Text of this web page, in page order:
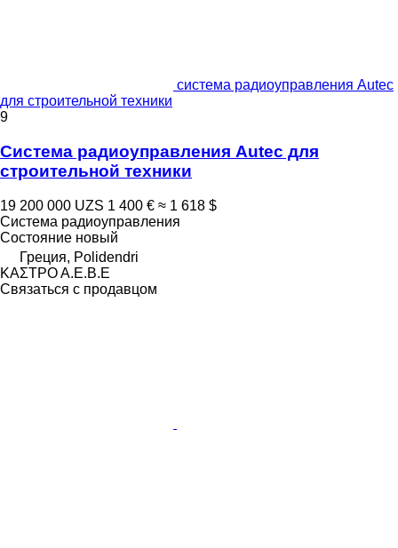
система радиоуправления Autec
для строительной техники
9
Система радиоуправления Autec для
строительной техники
19 200 000 UZS 1 400 € ≈ 1 618 $
Система радиоуправления
Состояние новый
Греция, Polidendri
ΚΑΣΤΡΟ Α.Ε.Β.Ε
Связаться с продавцом